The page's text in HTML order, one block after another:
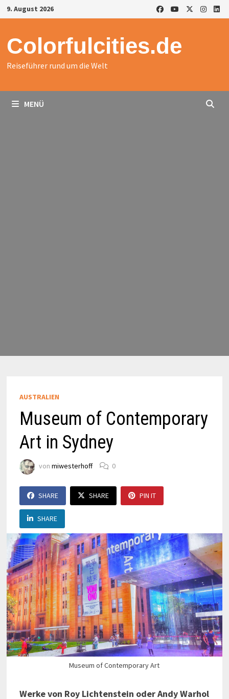
Zurück
zum
9. August 2026
Colorfulcities.de
Reiseführer rund um die Welt
MENÜ
AUSTRALIEN
Museum of Contemporary
Art in Sydney
von miwesterhoff 0
SHARE SHARE PIN IT
SHARE
Museum of Contemporary Art
Werke von Roy Lichtenstein oder Andy Warhol